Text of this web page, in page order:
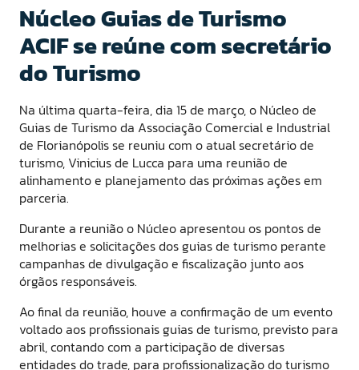
Núcleo Guias de Turismo
ACIF se reúne com secretário
do Turismo
Na última quarta-feira, dia 15 de março, o Núcleo de
Guias de Turismo da Associação Comercial e Industrial
de Florianópolis se reuniu com o atual secretário de
turismo, Vinicius de Lucca para uma reunião de
alinhamento e planejamento das próximas ações em
parceria.
Durante a reunião o Núcleo apresentou os pontos de
melhorias e solicitações dos guias de turismo perante
campanhas de divulgação e fiscalização junto aos
órgãos responsáveis.
Ao final da reunião, houve a confirmação de um evento
voltado aos profissionais guias de turismo, previsto para
abril, contando com a participação de diversas
entidades do trade, para profissionalização do turismo